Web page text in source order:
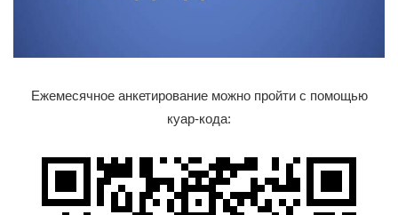
Ежемесячное анкетирование можно пройти с помощью
куар-кода: